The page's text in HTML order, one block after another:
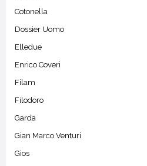
Cotonella
Dossier Uomo
Elledue
Enrico Coveri
Filam
Filodoro
Garda
Gian Marco Venturi
Gios